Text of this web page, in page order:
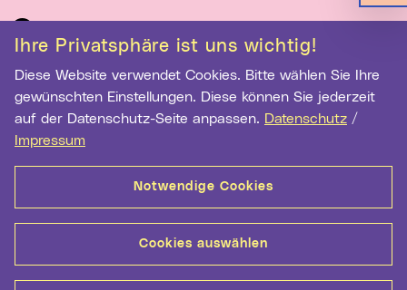
Ihre Privatsphäre ist uns wichtig!
Diese Website verwendet Cookies. Bitte wählen Sie Ihre
gewünschten Einstellungen. Diese können Sie jederzeit
auf der Datenschutz-Seite anpassen. Datenschutz /
Impressum
Notwendige Cookies
Cookies auswählen
Schau auf Linz
Newsletter-Anmeldung
E-Mail-Adresse eingeben
Anmelden